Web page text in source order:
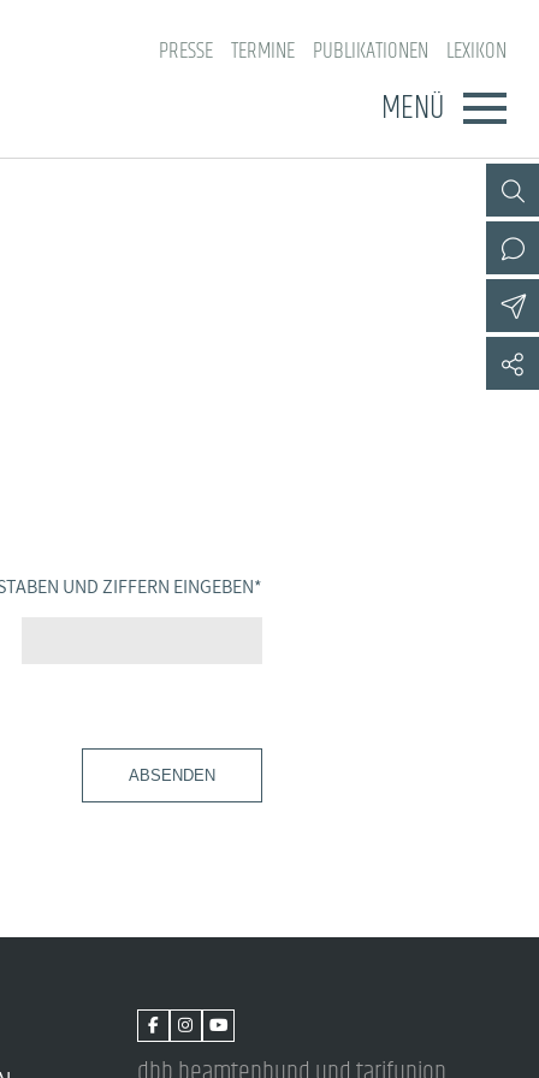
PRESSE TERMINE PUBLIKATIONEN LEXIKON
MENÜ
UND ZIFFERN EINGEBEN *
ABSENDEN